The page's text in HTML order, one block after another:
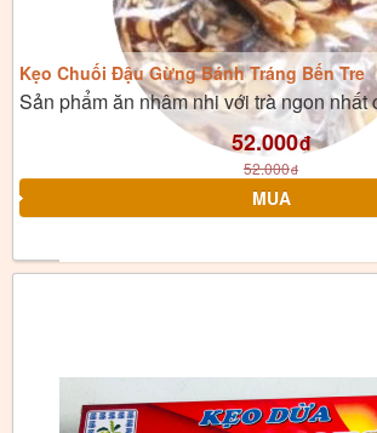
Kẹo Chuối Đậu Gừng Bánh Tráng Bến Tre
Sản phẩm ăn nhâm nhi với trà ngon
52.000đ
52.000đ